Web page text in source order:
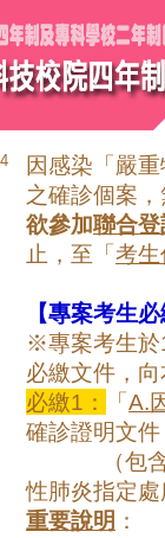
因感染「嚴
之確診個案
欲參加聯合
止，至「考
【專案考生
※專案考生於
必繳文件，
必繳1：
「A.
確診證明文件
（包含
性肺炎指定
重要說明 ：